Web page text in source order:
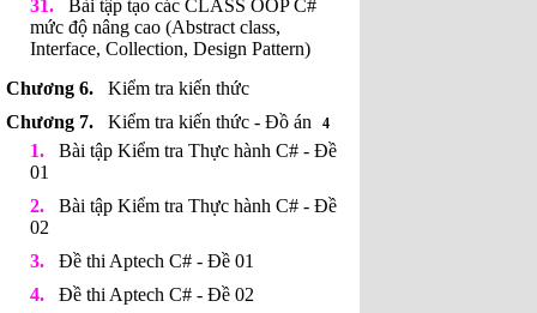
Bài tập tạo các CLASS OOP C#
mức độ nâng cao (Abstract class,
Interface, Collection, Design Pattern)
Kiểm tra kiến thức
Kiểm tra kiến thức - Đồ án
4
Bài tập Kiểm tra Thực hành C# - Đề
01
Bài tập Kiểm tra Thực hành C# - Đề
02
Đề thi Aptech C# - Đề 01
Đề thi Aptech C# - Đề 02